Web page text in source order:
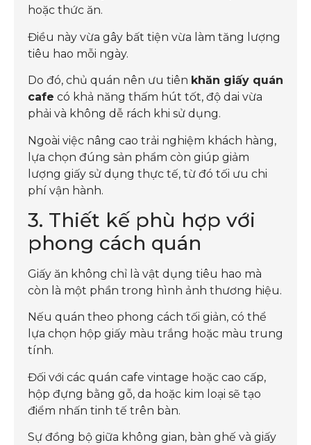
hoặc thức ăn.
Điều này vừa gây bất tiện vừa làm tăng lượng
tiêu hao mỗi ngày.
Do đó, chủ quán nên ưu tiên khăn giấy quán
cafe có khả năng thấm hút tốt, độ dai vừa
phải và không dễ rách khi sử dụng.
Ngoài việc nâng cao trải nghiệm khách hàng,
lựa chọn đúng sản phẩm còn giúp giảm
lượng giấy sử dụng thực tế, từ đó tối ưu chi
phí vận hành.
3. Thiết kế phù hợp với
phong cách quán
Giấy ăn không chỉ là vật dụng tiêu hao mà
còn là một phần trong hình ảnh thương hiệu.
Nếu quán theo phong cách tối giản, có thể
lựa chọn hộp giấy màu trắng hoặc màu trung
tính.
Đối với các quán cafe vintage hoặc cao cấp,
hộp đựng bằng gỗ, da hoặc kim loại sẽ tạo
điểm nhấn tinh tế trên bàn.
Sự đồng bộ giữa không gian, bàn ghế và giấy